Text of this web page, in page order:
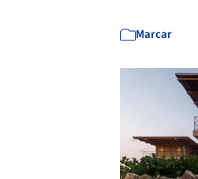
Marcar